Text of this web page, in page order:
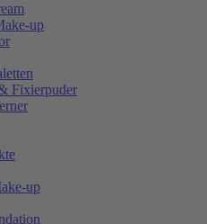
up
Fixierpuder
up